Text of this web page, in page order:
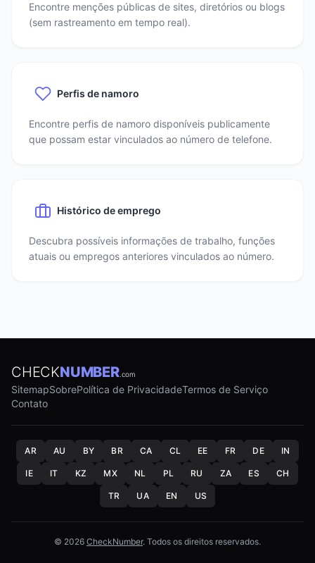
Encontre menções públicas de sites, diretórios ou blogs
(sem rastreamento em tempo real).
Perfis de namoro
Encontre perfis de namoro disponíveis publicamente
que possam estar vinculados ao número de telefone.
Histórico de emprego
Descubra possíveis informações de trabalho, funções
atuais ou empregos anteriores vinculados ao número.
CHECKNUMBER.com
SitemapSobrePolítica de PrivacidadeTermos de Serviço
Contato
AR AU BY BR CA CL EE FR DE IN
IE IT KZ MX NL PL RU ZA ES CH
TR UA EN US
© 2026 CheckNumber. Todos os direitos reservados.